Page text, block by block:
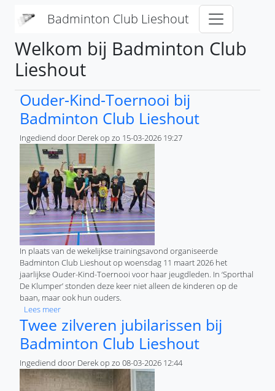
Badminton Club Lieshout
Welkom bij Badminton Club
Lieshout
Ouder-Kind-Toernooi bij
Badminton Club Lieshout
Ingediend door Derekop zo 15-03-2026 19:27
In plaats van de wekelijkse trainingsavond organiseerde
Badminton Club Lieshout op woensdag 11 maart 2026 het
jaarlijkse Ouder-Kind-Toernooi voor haar jeugdleden. In ‘Sporthal
De Klumper’ stonden deze keer niet alleen de kinderen op de
baan, maar ook hun ouders.
Lees meerover Ouder-Kind-Toernooi bij Badminton Club Lieshout
Twee zilveren jubilarissen bij
Badminton Club Lieshout
Ingediend door Derekop zo 08-03-2026 12:44